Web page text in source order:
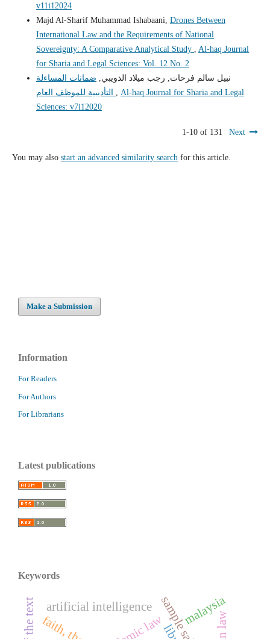
v11i12024
Majd Al-Sharif Muhammad Ishabaani, Drones Between
International Law and the Requirements of National
Sovereignty: A Comparative Analytical Study
Al-haq Journal
for Sharia and Legal Sciences: Vol. 12 No. 2
نبيل سالم فرحات, رجب ميلاد الذويبي, ضمانات المساءلة
Al-haq Journal for Sharia and Legal
Sciences: v7i12020
1-10 of 131 Next
You may also start an advanced similarity search for this article.
Make a Submission
Information
For Readers
For Authors
For Librarians
Latest publications
Keywords
malaysia
artificial intelligence